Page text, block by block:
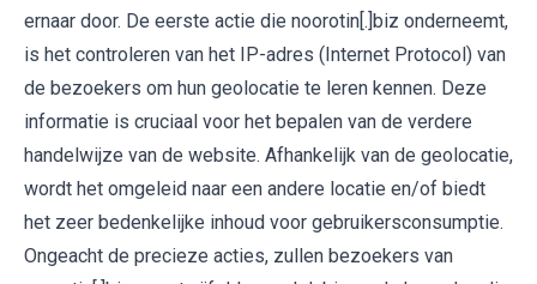
ernaar door. De eerste actie die noorotin[.]biz onderneemt,
is het controleren van het IP-adres (Internet Protocol) van
de bezoekers om hun geolocatie te leren kennen. Deze
informatie is cruciaal voor het bepalen van de verdere
handelwijze van de website. Afhankelijk van de geolocatie,
wordt het omgeleid naar een andere locatie en/of biedt
het zeer bedenkelijke inhoud voor gebruikersconsumptie.
Ongeacht de precieze acties, zullen bezoekers van